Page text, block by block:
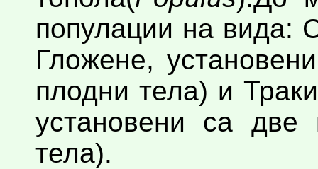
популации на вида:
Гложене,
плодни тела) и
установени са
тела).